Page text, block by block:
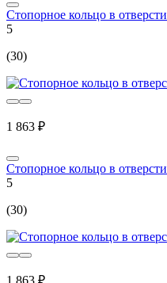
Стопорное кольцо в
5
(30)
1 863 ₽
Стопорное кольцо в
5
(30)